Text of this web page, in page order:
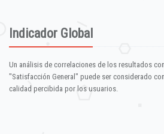
Indicador Global
Un análisis de correlaciones de los resultados
"Satisfacción General" puede ser considerado
calidad percibida por los usuarios.